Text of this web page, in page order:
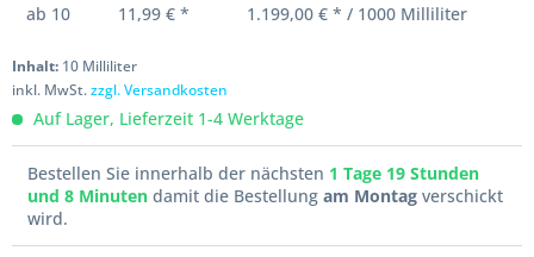
ab 10 11,99 € * 1.199,00 € * / 1000 Milliliter
Inhalt: 10 Milliliter
inkl. MwSt.zzgl. Versandkosten
Auf Lager, Lieferzeit 1-4 Werktage
Bestellen Sie innerhalb der nächsten 1 Tage 19 Stunden
und 8 Minuten damit die Bestellung am Montag verschickt
wird.